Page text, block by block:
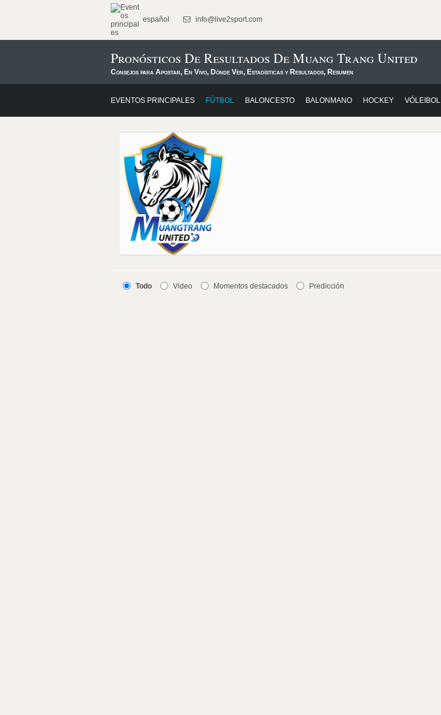
español info@live2sport.com
Pronósticos De Resultados De Muang Trang United
Consejos para Apostar, En Vivo, Dónde Ver, Estadísticas y Resultados, Resumen
EVENTOS PRINCIPALES FÚTBOL BALONCESTO BALONMANO HOCKEY VÓLEIBOL
Todo Video Momentos destacados Predicción